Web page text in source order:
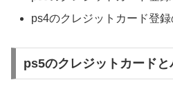
ps4のクレジットカード登
ps5のクレジットカード